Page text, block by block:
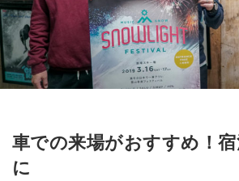
車での来場がおすすめ！
に